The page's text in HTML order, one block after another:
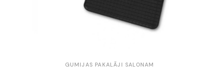
GUMIJAS PAKALĀJI SALONAM